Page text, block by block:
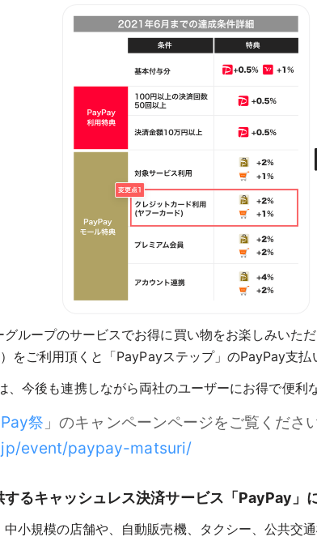
ループのサービスでお得に買い物をお楽しみいた
をご利用頂くと「PayPayステップ」のPayPay支
今後も連携しながら両社のユーザーにお得で便利
祭 」のキャンペーンページをご覧ください
event/paypay-matsuri/
るキャッシュレス決済サービス「PayPay」
小規模の店舗や、自動販売機、タクシー、公共